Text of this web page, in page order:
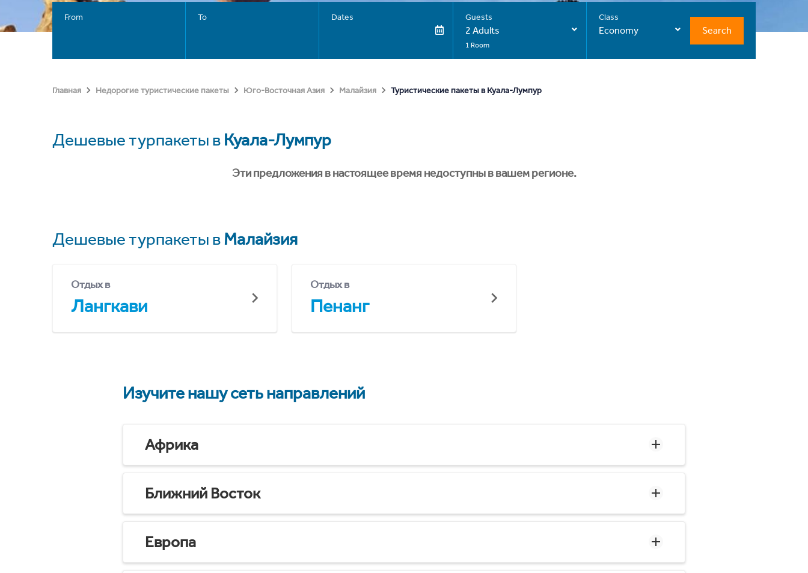
From To Dates Guests
2 Adults
1 Room
Class
Economy Search
Главная Недорогие туристические пакеты Юго-Восточная Азия Малайзия Туристические пакеты в Куала-Лумпур
Дешевые турпакеты в Куала-Лумпур
Эти предложения в настоящее время недоступны в вашем регионе.
Дешевые турпакеты вМалайзия
Отдых в
Лангкави
Отдых в
Пенанг
Изучите нашу сеть направлений
Африка
Ближний Восток
Европа